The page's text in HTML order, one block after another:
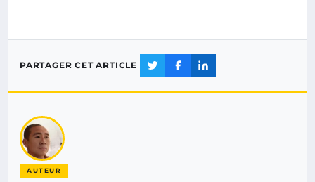
PARTAGER CET ARTICLE
AUTEUR